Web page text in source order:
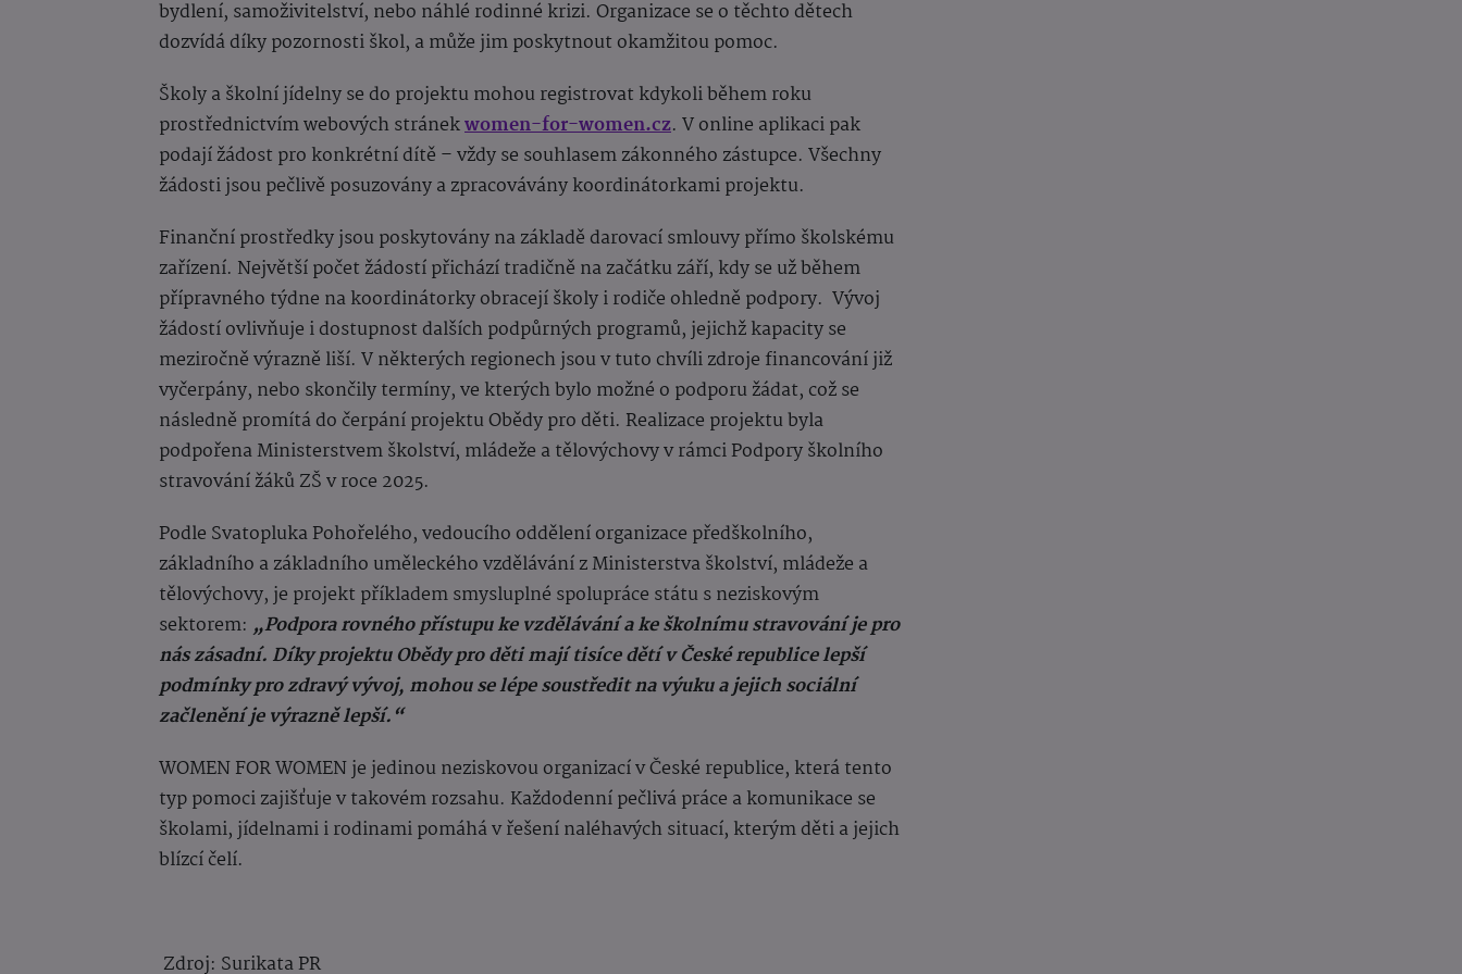
bydlení, samoživitelství, nebo náhlé rodinné krizi. Organizace se o těchto dětech
dozvídá díky pozornosti škol, a může jim poskytnout okamžitou pomoc.
Školy a školní jídelny se do projektu mohou registrovat kdykoli během roku
prostřednictvím webových stránekwomen-for-women.cz. V online aplikaci pak
podají žádost pro konkrétní dítě – vždy se souhlasem zákonného zástupce. Všechny
žádosti jsou pečlivě posuzovány a zpracovávány koordinátorkami projektu.
Finanční prostředky jsou poskytovány na základě darovací smlouvy přímo školskému
zařízení. Největší počet žádostí přichází tradičně na začátku září, kdy se už během
přípravného týdne na koordinátorky obracejí školy i rodiče ohledně podpory. Vývoj
žádostí ovlivňuje i dostupnost dalších podpůrných programů, jejichž kapacity se
meziročně výrazně liší. V některých regionech jsou v tuto chvíli zdroje financování již
vyčerpány, nebo skončily termíny, ve kterých bylo možné o podporu žádat, což se
následně promítá do čerpání projektu Obědy pro děti. Realizace projektu byla
podpořena Ministerstvem školství, mládeže a tělovýchovy v rámci Podpory školního
stravování žáků ZŠ v roce 2025.
Podle Svatopluka Pohořelého, vedoucího oddělení organizace předškolního,
základního a základního uměleckého vzdělávání z Ministerstva školství, mládeže a
tělovýchovy, je projekt příkladem smysluplné spolupráce státu s neziskovým
sektorem: „Podpora rovného přístupu ke vzdělávání a ke školnímu stravování je pro
nás zásadní. Díky projektu Obědy pro děti mají tisíce dětí v České republice lepší
podmínky pro zdravý vývoj, mohou se lépe soustředit na výuku a jejich sociální
začlenění je výrazně lepší.“
WOMEN FOR WOMEN je jedinou neziskovou organizací v České republice, která tento
typ pomoci zajišťuje v takovém rozsahu. Každodenní pečlivá práce a komunikace se
školami, jídelnami i rodinami pomáhá v řešení naléhavých situací, kterým děti a jejich
blízcí čelí.
Zdroj: Surikata PR